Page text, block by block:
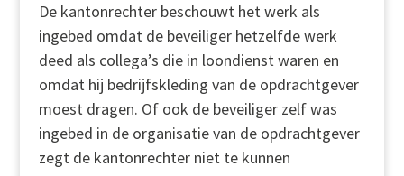
De kantonrechter beschouwt het werk als
ingebed omdat de beveiliger hetzelfde werk
deed als collega’s die in loondienst waren en
omdat hij bedrijfskleding van de opdrachtgever
moest dragen. Of ook de beveiliger zelf was
ingebed in de organisatie van de opdrachtgever
zegt de kantonrechter niet te kunnen